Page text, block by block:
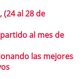
al 28 de
al mes de
las mejores